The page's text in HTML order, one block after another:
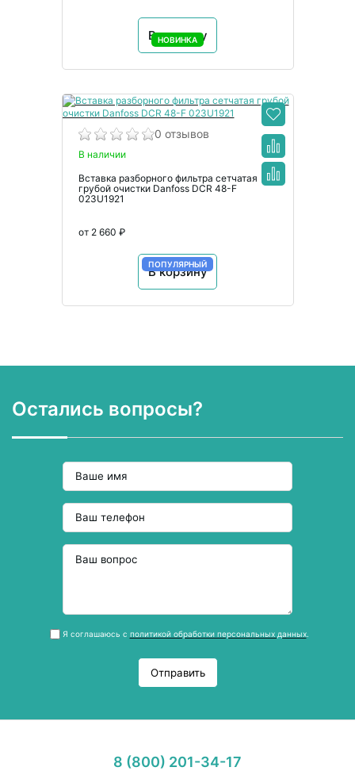
В корзину
НОВИНКА
0 отзывов
В наличии
Вставка разборного фильтра сетчатая
грубой очистки Danfoss DCR 48-F
023U1921
от 2 660 ₽
В корзину
ПОПУЛЯРНЫЙ
Остались вопросы?
Я соглашаюсь с политикой обработки персональных данных.
Отправить
8 (800) 201-34-17